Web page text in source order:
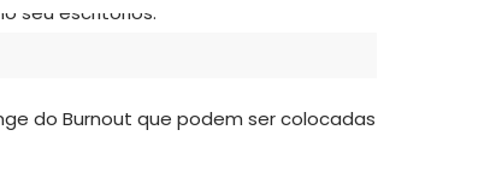
do Burnout que podem ser colocadas